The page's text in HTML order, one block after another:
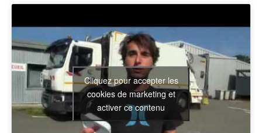
Cliquez pour accepter les
cookies de marketing et
activer ce contenu